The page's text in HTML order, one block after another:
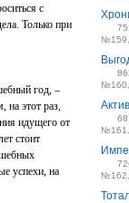
с
Только при
год, –
на этот раз,
идущего от
стоит
успехи, на
№159,
№160,
№161,
№162,